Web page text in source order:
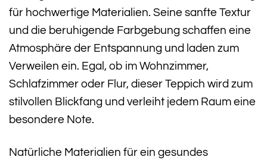
für hochwertige Materialien. Seine sanfte Textur
und die beruhigende Farbgebung schaffen eine
Atmosphäre der Entspannung und laden zum
Verweilen ein. Egal, ob im Wohnzimmer,
Schlafzimmer oder Flur, dieser Teppich wird zum
stilvollen Blickfang und verleiht jedem Raum eine
besondere Note.
Natürliche Materialien für ein gesundes